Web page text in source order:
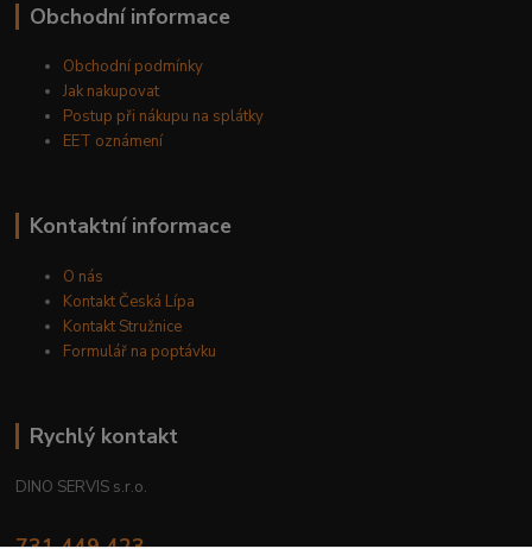
Obchodní informace
Obchodní podmínky
Jak nakupovat
Postup při nákupu na splátky
EET oznámení
Kontaktní informace
O nás
Kontakt Česká Lípa
Kontakt Stružnice
Formulář na poptávku
Rychlý kontakt
DINO SERVIS s.r.o.